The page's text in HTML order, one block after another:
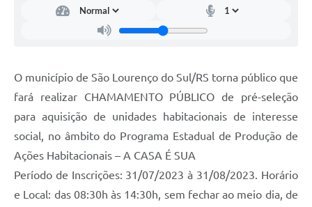
O município de São Lourenço do Sul/RS torna público que
fará realizar CHAMAMENTO PÚBLICO de pré-seleção
para aquisição de unidades habitacionais de interesse
social, no âmbito do Programa Estadual de Produção de
Ações Habitacionais – A CASA É SUA
Período de Inscrições: 31/07/2023 à 31/08/2023. Horário
e Local: das 08:30h às 14:30h, sem fechar ao meio dia, de